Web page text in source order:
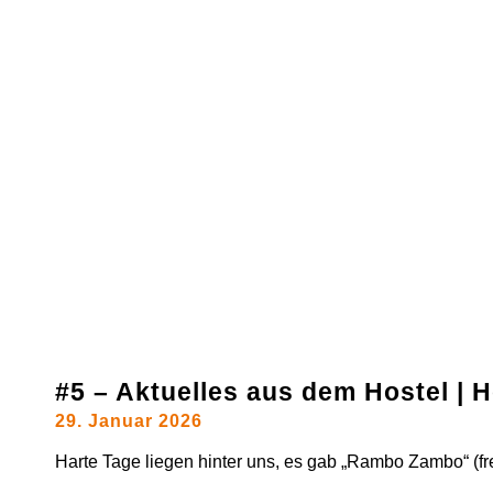
#5 – Aktuelles aus dem Hostel |
29. Januar 2026
Harte Tage liegen hinter uns, es gab „Rambo Zambo“